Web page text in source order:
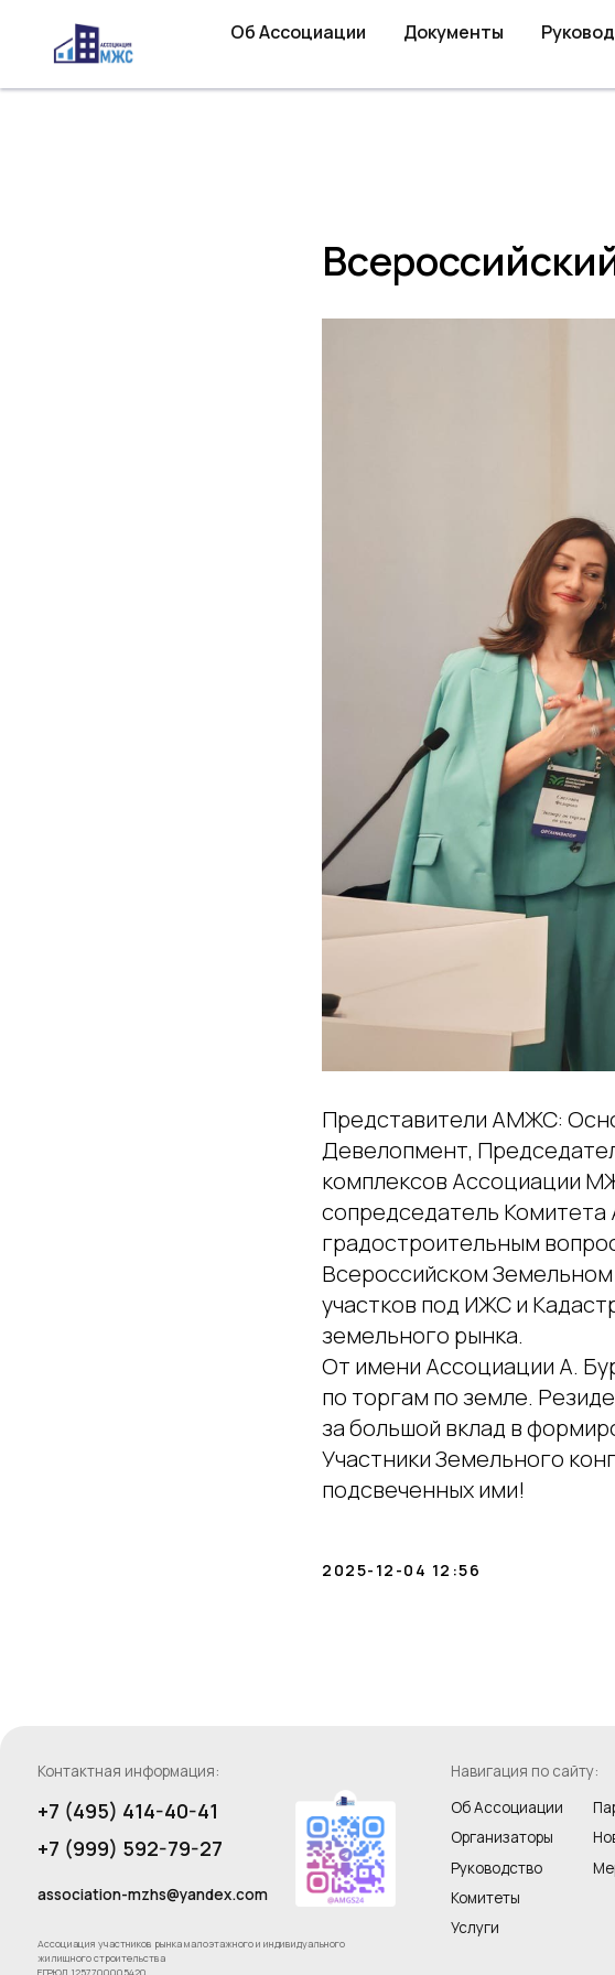
Об Ассоциации Документы
Представители АМЖС:
Девелопмент,
комплексов Ассоциации
сопредседатель
градостроительным
Всероссийском
участков под ИЖС и
земельного рынка.
От имени Ассоциации А.
по торгам по земле.
за большой вклад в
Участники Земельного
подсвеченных ими!
2025-12-04 12:56
ИНН 9724211958
Адрес Ассоциации:
Москва Сити, Пресненская
стр. 1, Деловой центр Город
Санкт Петербург, офис 193.
Заявки, обращения
и предложения пишите нам
на электронную почту
Оставить обращение
Навигация по сайту: